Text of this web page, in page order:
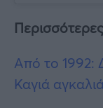
Περισσότερες
Από το 1992:
Καγιά